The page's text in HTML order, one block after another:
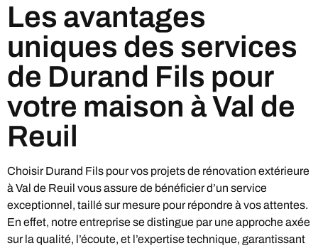
Les avantages
uniques des services
de Durand Fils pour
votre maison à Val de
Reuil
Choisir Durand Fils pour vos projets de rénovation extérieure
à Val de Reuil vous assure de bénéficier d’un service
exceptionnel, taillé sur mesure pour répondre à vos attentes.
En effet, notre entreprise se distingue par une approche axée
sur la qualité, l’écoute, et l’expertise technique, garantissant